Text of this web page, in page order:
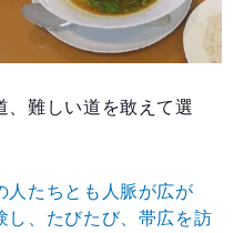
、難しい道を敢えて選
人たちとも人脈が広が
し、たびたび、帯広を訪